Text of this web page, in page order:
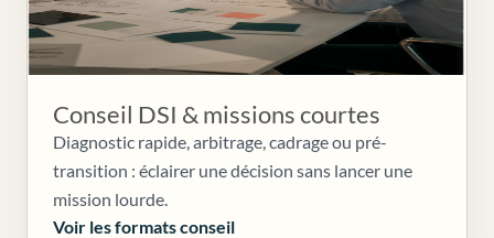
Conseil DSI & missions courtes
Diagnostic rapide, arbitrage, cadrage ou pré-
transition : éclairer une décision sans lancer une
mission lourde.
Voir les formats conseil